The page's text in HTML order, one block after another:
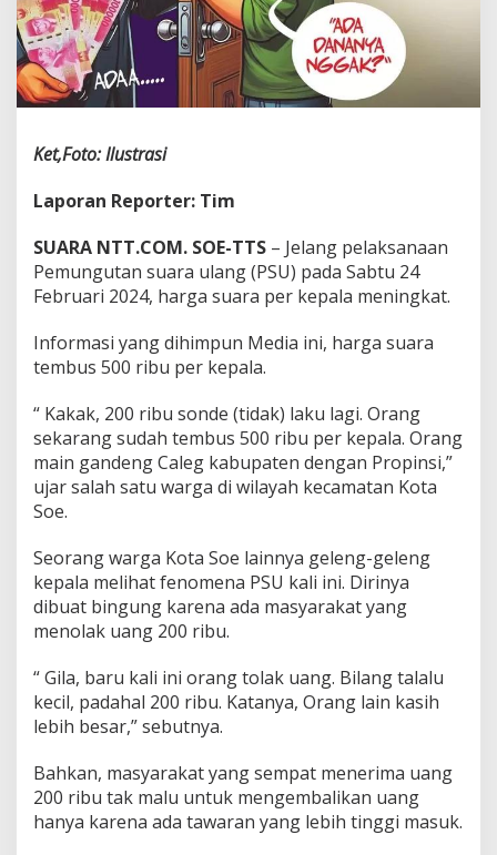
Ket,Foto: Ilustrasi
Laporan Reporter: Tim
SUARA NTT.COM. SOE-TTS – Jelang pelaksanaan
Pemungutan suara ulang (PSU) pada Sabtu 24
Februari 2024, harga suara per kepala meningkat.
Informasi yang dihimpun Media ini, harga suara
tembus 500 ribu per kepala.
“ Kakak, 200 ribu sonde (tidak) laku lagi. Orang
sekarang sudah tembus 500 ribu per kepala. Orang
main gandeng Caleg kabupaten dengan Propinsi,”
ujar salah satu warga di wilayah kecamatan Kota
Soe.
Seorang warga Kota Soe lainnya geleng-geleng
kepala melihat fenomena PSU kali ini. Dirinya
dibuat bingung karena ada masyarakat yang
menolak uang 200 ribu.
“ Gila, baru kali ini orang tolak uang. Bilang talalu
kecil, padahal 200 ribu. Katanya, Orang lain kasih
lebih besar,” sebutnya.
Bahkan, masyarakat yang sempat menerima uang
200 ribu tak malu untuk mengembalikan uang
hanya karena ada tawaran yang lebih tinggi masuk.